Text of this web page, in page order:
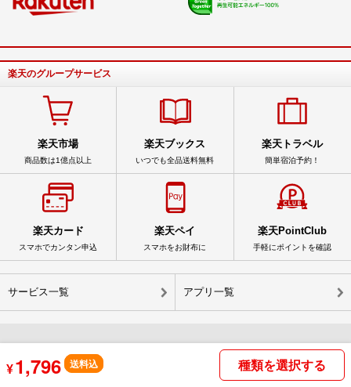
¥1,796 送料込 種類を選択する
楽天のグループサービス
楽天市場
商品数は1億点以上
楽天ブックス
いつでも全品送料無料
楽天トラベル
簡単宿泊予約！
楽天カード
スマホでカンタン申込
楽天ペイ
スマホをお財布に
楽天PointClub
手軽にポイントを確認
サービス一覧 アプリ一覧